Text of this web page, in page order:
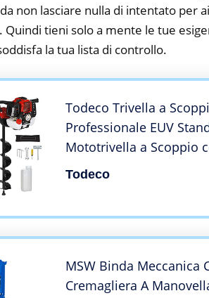
non lasciare nulla di intentato per
Quindi tieni solo a mente le tue
la tua lista di controllo.
Todeco Trivella a
Professionale EUV
Mototrivella a Scoppio
Extender e 3 Trapani
Todeco
MSW Binda Meccanica
Cremagliera A